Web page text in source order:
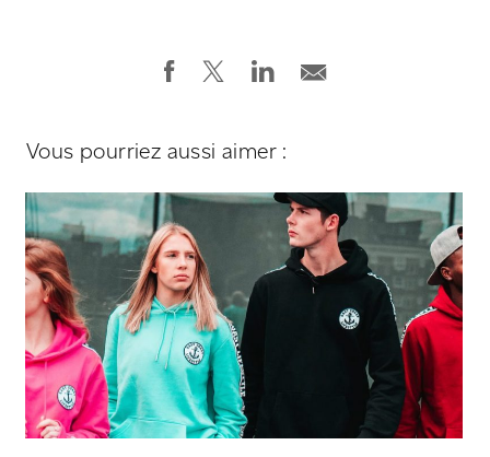
Vous pourriez aussi aimer :